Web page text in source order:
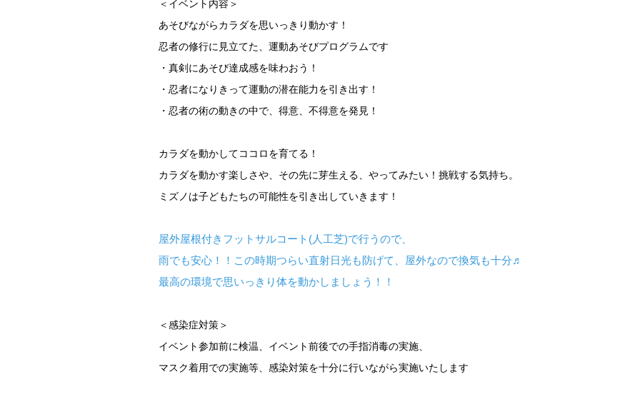
＜イベント内容＞
あそびながらカラダを思いっきり動かす！
忍者の修行に見立てた、運動あそびプログラムです
・真剣にあそび達成感を味わおう！
・忍者になりきって運動の潜在能力を引き出す！
・忍者の術の動きの中で、得意、不得意を発見！
カラダを動かしてココロを育てる！
カラダを動かす楽しさや、その先に芽生える、やってみたい！挑戦する気持ち。
ミズノは子どもたちの可能性を引き出していきます！
屋外屋根付きフットサルコート(人工芝)で行うので、
雨でも安心！！この時期つらい直射日光も防げて、屋外なので換気も十分♬
最高の環境で思いっきり体を動かしましょう！！
＜感染症対策＞
イベント参加前に検温、イベント前後での手指消毒の実施、
マスク着用での実施等、 感染対策を十分に行いながら実施いたします